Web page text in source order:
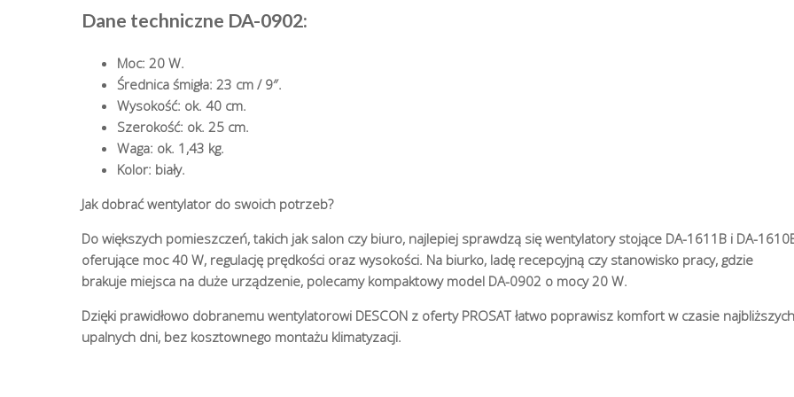
Dane techniczne DA-0902:
Moc: 20 W.
Średnica śmigła: 23 cm / 9″.
Wysokość: ok. 40 cm.
Szerokość: ok. 25 cm.
Waga: ok. 1,43 kg.
Kolor: biały.
Jak dobrać wentylator do swoich potrzeb?
Do większych pomieszczeń, takich jak salon czy biuro, najlepiej sprawdzą się wentylatory stojące DA-1611B i DA-
oferujące moc 40 W, regulację prędkości oraz wysokości. Na biurko, ladę recepcyjną czy stanowisko pracy, gdzie
brakuje miejsca na duże urządzenie, polecamy kompaktowy model DA-0902 o mocy 20 W.
Dzięki prawidłowo dobranemu wentylatorowi DESCON z oferty PROSAT łatwo poprawisz komfort w czasie najbliższych
upalnych dni, bez kosztownego montażu klimatyzacji.